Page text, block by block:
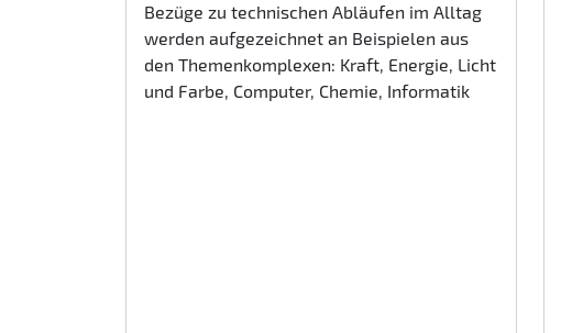
Bezüge zu technischen Abläufen im Alltag
werden aufgezeichnet an Beispielen aus
den Themenkomplexen: Kraft, Energie, Licht
und Farbe, Computer, Chemie, Informatik